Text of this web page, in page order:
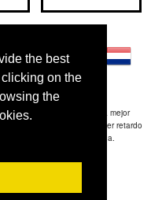
the best
on the
the
en este sitio es nuestra mejor
es responsable de cualquier retardo
la información proporcionada.